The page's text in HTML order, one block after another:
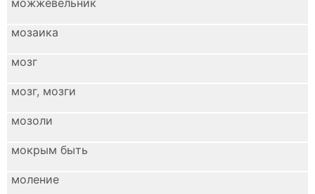
можжевельник
мозаика
мозг
мозг, мозги
мозоли
мокрым быть
моление